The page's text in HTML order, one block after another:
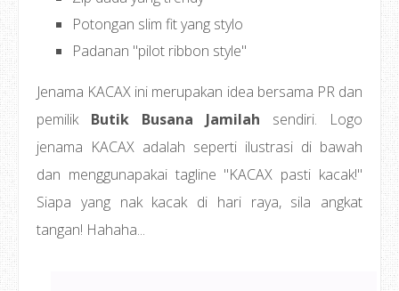
Potongan slim fit yang stylo
Padanan "pilot ribbon style"
Jenama KACAX ini merupakan idea bersama PR dan
pemilik Butik Busana Jamilah sendiri. Logo
jenama KACAX adalah seperti ilustrasi di bawah
dan menggunapakai tagline "KACAX pasti kacak!"
Siapa yang nak kacak di hari raya, sila angkat
tangan! Hahaha...